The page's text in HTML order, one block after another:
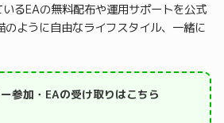
るEAの無料配布や運用サポートを公式
ように自由なライフスタイル、一緒に
参加・EAの受け取りはこちら